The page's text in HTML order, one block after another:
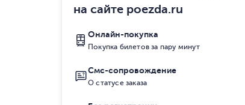
на сайте poezda.ru
Онлайн-покупка
Покупка билетов за пару минут
Смс-сопровождение
О статусе заказа